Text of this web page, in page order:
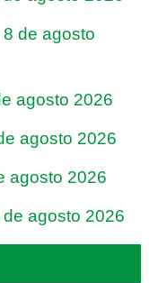
de agosto
agosto 2026
agosto 2026
agosto 2026
agosto 2026